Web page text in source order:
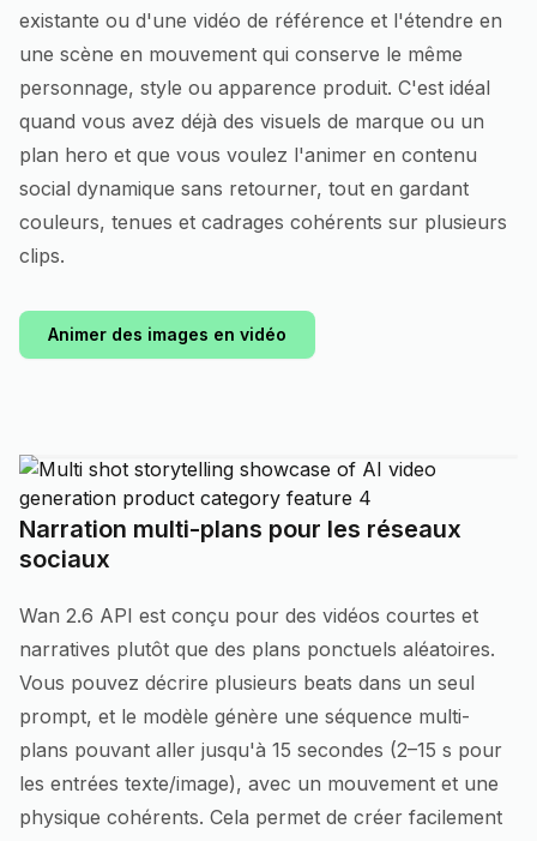
existante ou d'une vidéo de référence et l'étendre en
une scène en mouvement qui conserve le même
personnage, style ou apparence produit. C'est idéal
quand vous avez déjà des visuels de marque ou un
plan hero et que vous voulez l'animer en contenu
social dynamique sans retourner, tout en gardant
couleurs, tenues et cadrages cohérents sur plusieurs
clips.
Animer des images en vidéo
Narration multi-plans pour les réseaux
sociaux
Wan 2.6 API est conçu pour des vidéos courtes et
narratives plutôt que des plans ponctuels aléatoires.
Vous pouvez décrire plusieurs beats dans un seul
prompt, et le modèle génère une séquence multi-
plans pouvant aller jusqu'à 15 secondes (2–15 s pour
les entrées texte/image), avec un mouvement et une
physique cohérents. Cela permet de créer facilement